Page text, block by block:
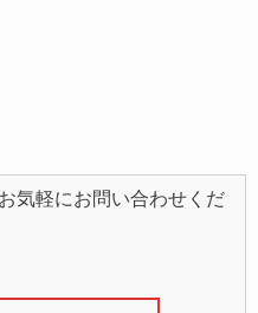
気軽にお問い合わせくだ